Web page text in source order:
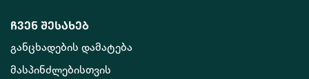
ჩვენ შესახებ
განცხადების დამატება
მასპინძლებისთვის